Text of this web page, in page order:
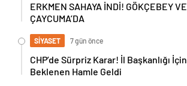
ERKMEN SAHAYA İNDİ! GÖKÇEBEY VE
ÇAYCUMA’DA
SİYASET 7 gün önce
CHP’de Sürpriz Karar! İl Başkanlığı İçin
Beklenen Hamle Geldi